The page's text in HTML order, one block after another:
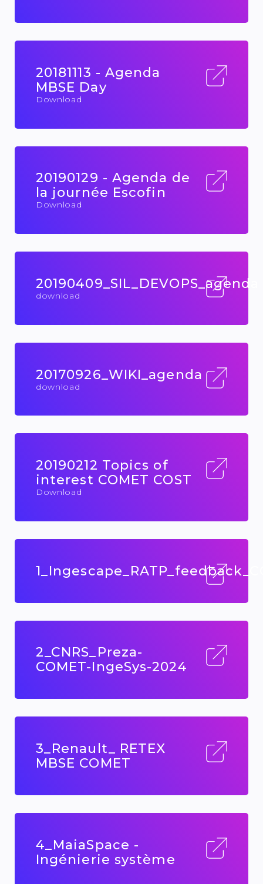
20181113 - Agenda
MBSE Day
Download
20190129 - Agenda de
la journée Escofin
Download
20190409_SIL_DEVOPS_agenda
download
20170926_WIKI_agenda
download
20190212 Topics of
interest COMET COST
Download
2_CNRS_Preza-
COMET-IngeSys-2024
3_Renault_ RETEX
MBSE COMET
4_MaiaSpace -
Ingénierie système